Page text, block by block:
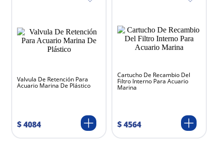
Valvula De Retención Para
Acuario Marina De Plástico
$4084
Cartucho De Recambio Del
Filtro Interno Para Acuario
Marina
$4564